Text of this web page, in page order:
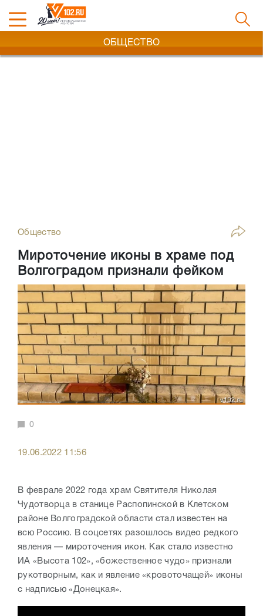
ОБЩЕСТВО
Общество
Мироточение иконы в храме под
Волгоградом признали фейком
0
19.06.2022 11:56
В феврале 2022 года храм Святителя Николая
Чудотворца в станице Распопинской в Клетском
районе Волгоградской области стал известен на
всю Россию. В соцсетях разошлось видео редкого
явления — мироточения икон. Как стало известно
ИА «Высота 102», «божественное чудо» признали
рукотворным, как и явление «кровоточащей» иконы
с надписью «Донецкая».